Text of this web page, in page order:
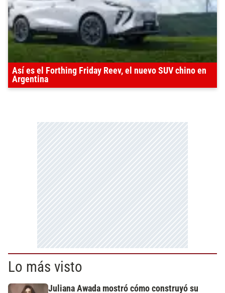
Así es el Forthing Friday Reev, el nuevo SUV chino en
Argentina
Lo más visto
Juliana Awada mostró cómo construyó su